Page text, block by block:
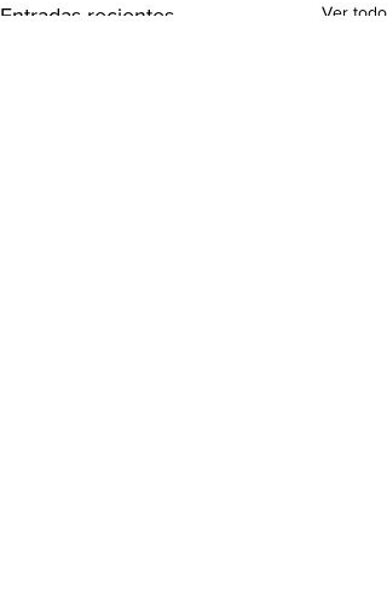
Entradas recientes Ver todo